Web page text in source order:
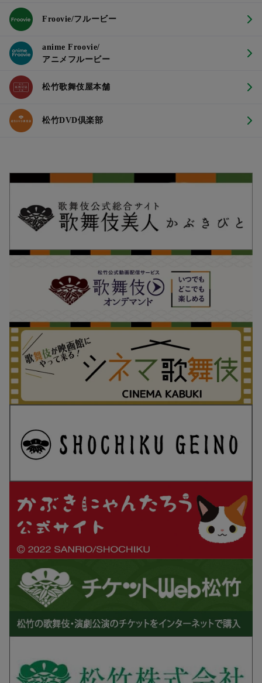
Froovie/フルービー
anime Froovie/
アニメフルービー
松竹歌舞伎屋本舗
松竹DVD倶楽部